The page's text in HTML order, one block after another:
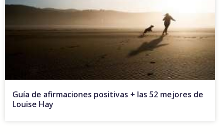
Guía de afirmaciones positivas + las 52 mejores de
Louise Hay